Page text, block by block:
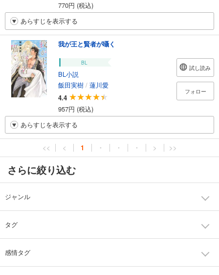
770円 (税込)
あらすじを表示する
我が王と賢者が囁く
BL
BL小説
飯田実樹 / 蓮川愛
4.4
957円 (税込)
試し読み
フォロー
あらすじを表示する
<< < 1 ・ ・ ・ > >>
さらに絞り込む
ジャンル
タグ
感情タグ